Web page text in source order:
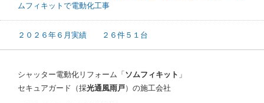
ムフィキットで電動化工事
２０２６年６月実績 ２６件５１台
シャッター電動化リフォーム「 ソムフィキット 」
セキュアガード（採光通風雨戸）の施工会社